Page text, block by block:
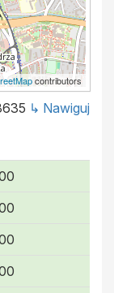
contributors
↳ Nawiguj